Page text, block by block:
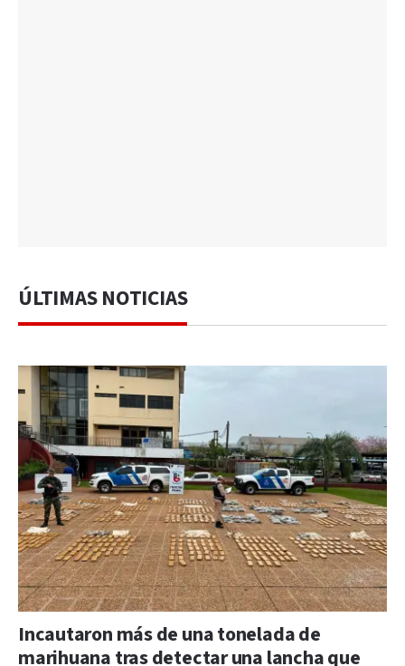
ÚLTIMAS NOTICIAS
Incautaron más de una tonelada de
marihuana tras detectar una lancha que